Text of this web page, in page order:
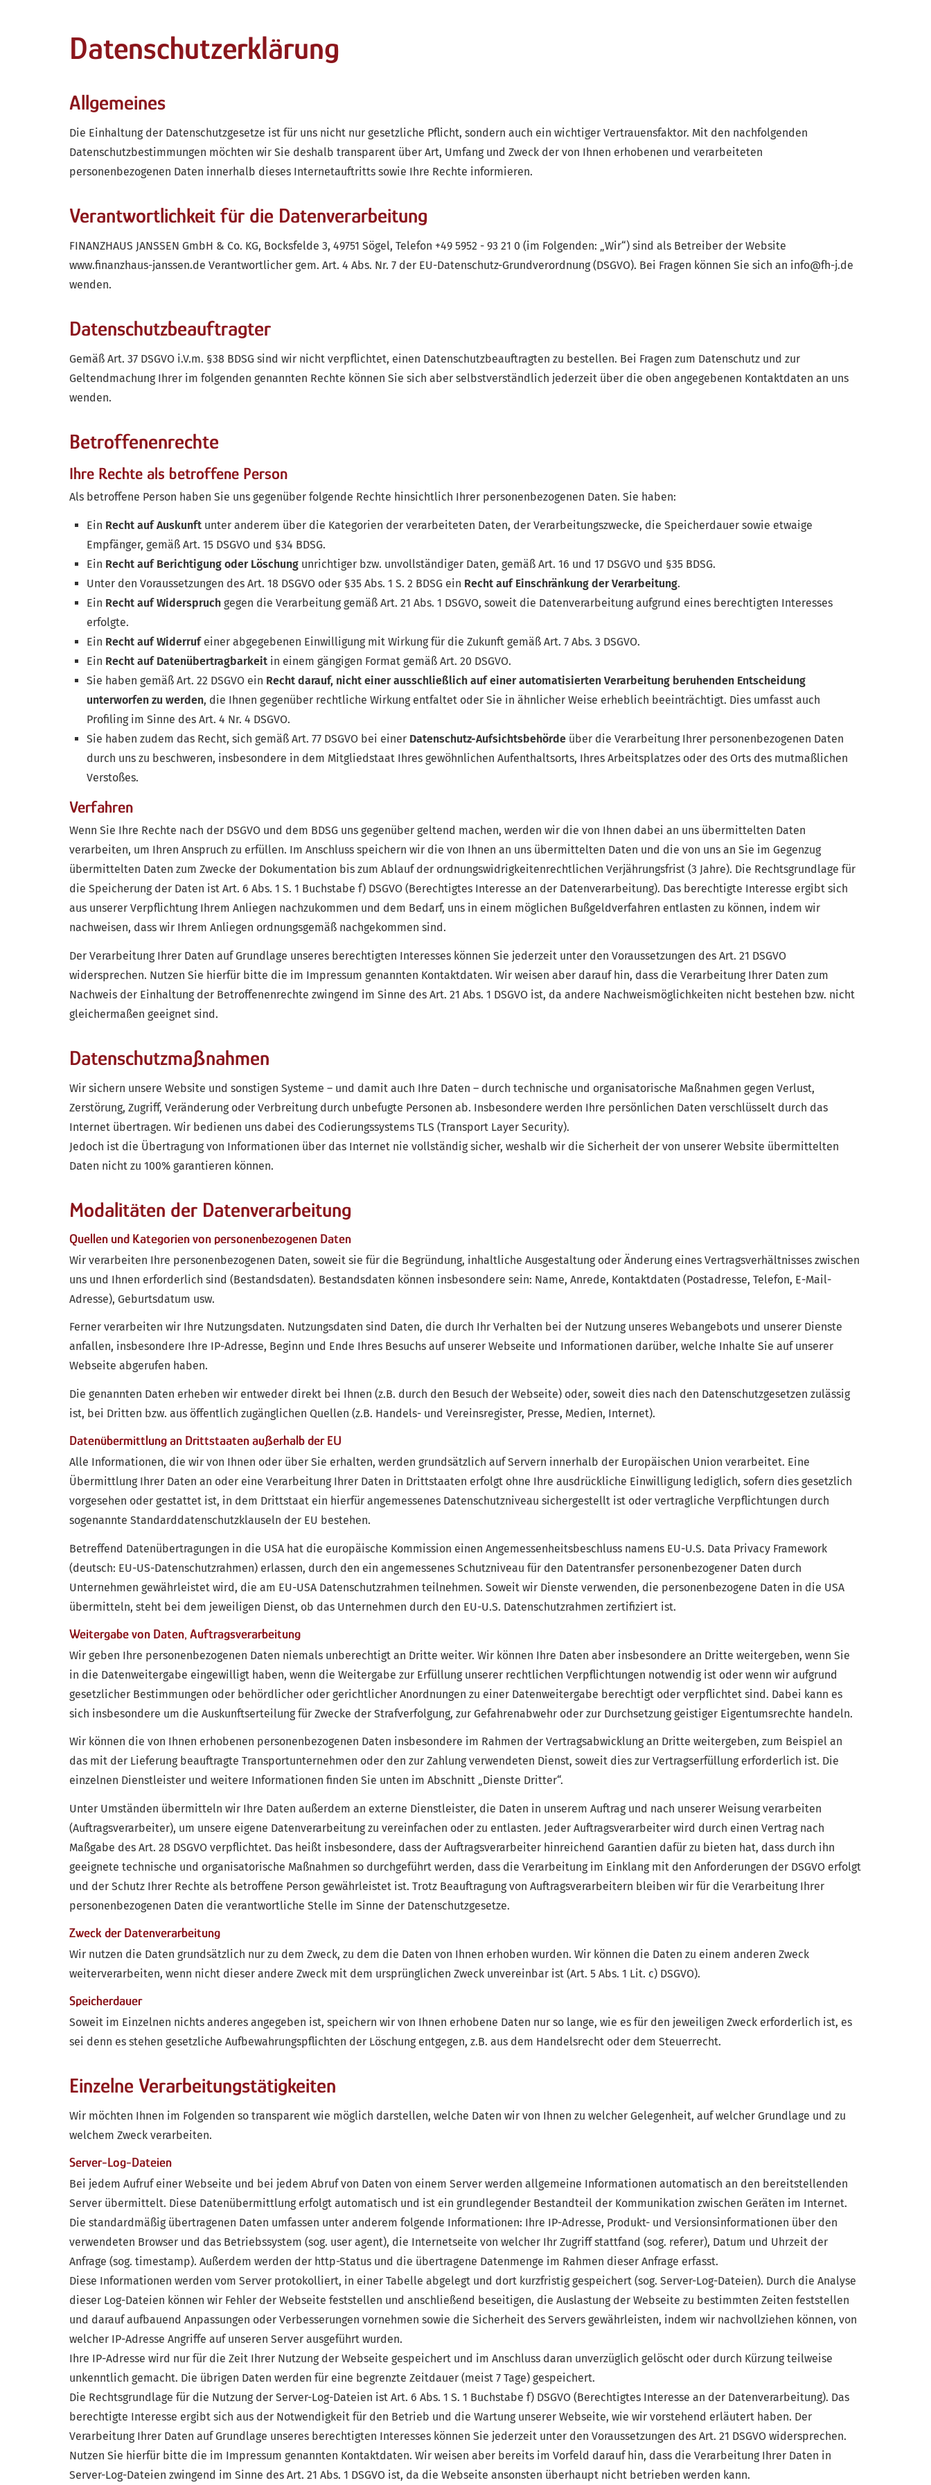
Datenschutzerklärung
Allgemeines
Die Einhaltung der Datenschutzgesetze ist für uns nicht nur gesetzliche Pflicht, sondern auch ein wichtiger Vertrauensfaktor. Mit den nachfolgenden
Datenschutzbestimmungen möchten wir Sie deshalb transparent über Art, Umfang und Zweck der von Ihnen erhobenen und verarbeiteten
personenbezogenen Daten innerhalb dieses Internetauftritts sowie Ihre Rechte informieren.
Verantwortlichkeit für die Datenverarbeitung
FINANZHAUS JANSSEN GmbH & Co. KG, Bocksfelde 3, 49751 Sögel, Telefon +49 5952 - 93 21 0 (im Folgenden: „Wir“) sind als Betreiber der Website
www.finanzhaus-janssen.de Verantwortlicher gem. Art. 4 Abs. Nr. 7 der EU-Datenschutz-Grundverordnung (DSGVO). Bei Fragen können Sie sich an info@fh-j.de
wenden.
Datenschutzbeauftragter
Gemäß Art. 37 DSGVO i.V.m. §38 BDSG sind wir nicht verpflichtet, einen Datenschutzbeauftragten zu bestellen. Bei Fragen zum Datenschutz und zur
Geltendmachung Ihrer im folgenden genannten Rechte können Sie sich aber selbstverständlich jederzeit über die oben angegebenen Kontaktdaten an uns
wenden.
Betroffenenrechte
Ihre Rechte als betroffene Person
Als betroffene Person haben Sie uns gegenüber folgende Rechte hinsichtlich Ihrer personenbezogenen Daten. Sie haben:
Ein Recht auf Auskunft unter anderem über die Kategorien der verarbeiteten Daten, der Verarbeitungszwecke, die Speicherdauer sowie etwaige
Empfänger, gemäß Art. 15 DSGVO und §34 BDSG.
Ein Recht auf Berichtigung oder Löschung unrichtiger bzw. unvollständiger Daten, gemäß Art. 16 und 17 DSGVO und §35 BDSG.
Unter den Voraussetzungen des Art. 18 DSGVO oder §35 Abs. 1 S. 2 BDSG ein Recht auf Einschränkung der Verarbeitung.
Ein Recht auf Widerspruch gegen die Verarbeitung gemäß Art. 21 Abs. 1 DSGVO, soweit die Datenverarbeitung aufgrund eines berechtigten Interesses
erfolgte.
Ein Recht auf Widerrufeiner abgegebenen Einwilligung mit Wirkung für die Zukunft gemäß Art. 7 Abs. 3 DSGVO.
Ein Recht auf Datenübertragbarkeit in einem gängigen Format gemäß Art. 20 DSGVO.
Sie haben gemäß Art. 22 DSGVO ein Recht darauf, nicht einer ausschließlich auf einer automatisierten Verarbeitung beruhenden Entscheidung
unterworfen zu werden, die Ihnen gegenüber rechtliche Wirkung entfaltet oder Sie in ähnlicher Weise erheblich beeinträchtigt. Dies umfasst auch
Profiling im Sinne des Art. 4 Nr. 4 DSGVO.
Sie haben zudem das Recht, sich gemäß Art. 77 DSGVO bei einer Datenschutz-Aufsichtsbehörde über die Verarbeitung Ihrer personenbezogenen Daten
durch uns zu beschweren, insbesondere in dem Mitgliedstaat Ihres gewöhnlichen Aufenthaltsorts, Ihres Arbeitsplatzes oder des Orts des mutmaßlichen
Verstoßes.
Verfahren
Wenn Sie Ihre Rechte nach der DSGVO und dem BDSG uns gegenüber geltend machen, werden wir die von Ihnen dabei an uns übermittelten Daten
verarbeiten, um Ihren Anspruch zu erfüllen. Im Anschluss speichern wir die von Ihnen an uns übermittelten Daten und die von uns an Sie im Gegenzug
übermittelten Daten zum Zwecke der Dokumentation bis zum Ablauf der ordnungswidrigkeitenrechtlichen Verjährungsfrist (3 Jahre). Die Rechtsgrundlage für
die Speicherung der Daten ist Art. 6 Abs. 1 S. 1 Buchstabe f) DSGVO (Berechtigtes Interesse an der Datenverarbeitung). Das berechtigte Interesse ergibt sich
aus unserer Verpflichtung Ihrem Anliegen nachzukommen und dem Bedarf, uns in einem möglichen Bußgeldverfahren entlasten zu können, indem wir
nachweisen, dass wir Ihrem Anliegen ordnungsgemäß nachgekommen sind.
Der Verarbeitung Ihrer Daten auf Grundlage unseres berechtigten Interesses können Sie jederzeit unter den Voraussetzungen des Art. 21 DSGVO
widersprechen. Nutzen Sie hierfür bitte die im Impressum genannten Kontaktdaten. Wir weisen aber darauf hin, dass die Verarbeitung Ihrer Daten zum
Nachweis der Einhaltung der Betroffenenrechte zwingend im Sinne des Art. 21 Abs. 1 DSGVO ist, da andere Nachweismöglichkeiten nicht bestehen bzw. nicht
gleichermaßen geeignet sind.
Datenschutzmaßnahmen
Wir sichern unsere Website und sonstigen Systeme – und damit auch Ihre Daten – durch technische und organisatorische Maßnahmen gegen Verlust,
Zerstörung, Zugriff, Veränderung oder Verbreitung durch unbefugte Per­sonen ab. Insbesondere werden Ihre persönlichen Daten verschlüsselt durch das
Internet übertragen. Wir bedienen uns dabei des Codierungssystems TLS (Transport Layer Security).
Jedoch ist die Übertragung von Informationen über das Internet nie vollständig sicher, weshalb wir die Sicherheit der von unserer Website übermittelten
Daten nicht zu 100% garantieren können.
Modalitäten der Datenverarbeitung
Quellen und Kategorien von personenbezogenen Daten
Wir verarbeiten Ihre personenbezogenen Daten, soweit sie für die Begründung, inhaltliche Ausgestaltung oder Änderung eines Vertragsverhältnisses zwischen
uns und Ihnen erforderlich sind (Bestandsdaten). Bestandsdaten können insbesondere sein: Name, Anrede, Kontaktdaten (Postadresse, Telefon, E-Mail-
Adresse), Geburts­datum usw.
Ferner verarbeiten wir Ihre Nutzungsdaten. Nutzungsdaten sind Daten, die durch Ihr Verhalten bei der Nutzung unseres Webangebots und unserer Dienste
anfallen, insbesondere Ihre IP-Adresse, Beginn und Ende Ihres Besuchs auf unserer Webseite und Informationen darüber, welche Inhalte Sie auf unserer
Webseite abgerufen haben.
Die genannten Daten erheben wir entweder direkt bei Ihnen (z.B. durch den Besuch der Webseite) oder, soweit dies nach den Datenschutzgesetzen zulässig
ist, bei Dritten bzw. aus öffentlich zugänglichen Quellen (z.B. Handels- und Vereinsregister, Presse, Medien, Internet).
Datenübermittlung an Drittstaaten außerhalb der EU
Alle Informationen, die wir von Ihnen oder über Sie erhalten, werden grundsätzlich auf Servern innerhalb der Europäischen Union verarbeitet. Eine
Übermittlung Ihrer Daten an oder eine Verarbeitung Ihrer Daten in Drittstaaten erfolgt ohne Ihre ausdrückliche Einwilligung lediglich, sofern dies gesetzlich
vorgesehen oder gestattet ist, in dem Drittstaat ein hierfür angemessenes Datenschutzniveau sichergestellt ist oder vertragliche Verpflichtungen durch
sogenannte Standarddatenschutzklauseln der EU bestehen.
Betreffend Datenübertragungen in die USA hat die europäische Kommission einen Angemessenheitsbeschluss namens EU-U.S. Data Privacy Framework
(deutsch: EU-US-Datenschutzrahmen) erlassen, durch den ein angemessenes Schutzniveau für den Datentransfer personenbezogener Daten durch
Unternehmen gewährleistet wird, die am EU-USA Datenschutzrahmen teilnehmen. Soweit wir Dienste verwenden, die personenbezogene Daten in die USA
übermitteln, steht bei dem jeweiligen Dienst, ob das Unternehmen durch den EU-U.S. Datenschutzrahmen zertifiziert ist.
Weitergabe von Daten, Auftragsverarbeitung
Wir geben Ihre personenbezogenen Daten niemals unberechtigt an Dritte weiter. Wir können Ihre Daten aber insbesondere an Dritte weitergeben, wenn Sie
in die Datenweitergabe eingewilligt haben, wenn die Weitergabe zur Erfüllung unserer rechtlichen Verpflichtungen notwendig ist oder wenn wir aufgrund
gesetzlicher Bestimmungen oder behördlicher oder gerichtlicher Anordnungen zu einer Datenweitergabe berechtigt oder verpflichtet sind. Dabei kann es
sich insbesondere um die Auskunftserteilung für Zwecke der Strafverfolgung, zur Gefahrenabwehr oder zur Durchsetzung geistiger Eigentumsrechte handeln.
Wir können die von Ihnen erhobenen personenbezogenen Daten insbesondere im Rahmen der Vertragsabwicklung an Dritte weitergeben, zum Beispiel an
das mit der Lieferung beauftragte Transportunternehmen oder den zur Zahlung verwendeten Dienst, soweit dies zur Vertragserfüllung erforderlich ist. Die
einzelnen Dienstleister und weitere Informationen finden Sie unten im Abschnitt „Dienste Dritter“.
Unter Umständen übermitteln wir Ihre Daten außerdem an externe Dienstleister, die Daten in unserem Auftrag und nach unserer Weisung verarbeiten
(Auftragsverarbeiter), um unsere eigene Datenverarbeitung zu vereinfachen oder zu entlasten. Jeder Auftragsverarbeiter wird durch einen Vertrag nach
Maßgabe des Art. 28 DSGVO verpflichtet. Das heißt insbesondere, dass der Auftragsverarbeiter hinreichend Garantien dafür zu bieten hat, dass durch ihn
geeignete technische und organisatorische Maßnahmen so durchgeführt werden, dass die Verarbeitung im Einklang mit den Anforderungen der DSGVO erfolgt
und der Schutz Ihrer Rechte als betroffene Person gewährleistet ist. Trotz Beauftragung von Auftragsverarbeitern bleiben wir für die Verarbeitung Ihrer
personenbezogenen Daten die verantwortliche Stelle im Sinne der Datenschutzgesetze.
Zweck der Datenverarbeitung
Wir nutzen die Daten grundsätzlich nur zu dem Zweck, zu dem die Daten von Ihnen erhoben wurden. Wir können die Daten zu einem anderen Zweck
weiterverarbeiten, wenn nicht dieser andere Zweck mit dem ursprünglichen Zweck unvereinbar ist (Art. 5 Abs. 1 Lit. c) DSGVO).
Speicherdauer
Soweit im Einzelnen nichts anderes angegeben ist, speichern wir von Ihnen erhobene Daten nur so lange, wie es für den jeweiligen Zweck erforderlich ist, es
sei denn es stehen gesetzliche Aufbewahrungspflichten der Löschung entgegen, z.B. aus dem Handelsrecht oder dem Steuerrecht.
Einzelne Verarbeitungstätigkeiten
Wir möchten Ihnen im Folgenden so transparent wie möglich darstellen, welche Daten wir von Ihnen zu welcher Gelegenheit, auf welcher Grundlage und zu
welchem Zweck verarbeiten.
Server-Log-Dateien
Bei jedem Aufruf einer Webseite und bei jedem Abruf von Daten von einem Server werden allgemeine Informationen automatisch an den bereitstellenden
Server übermittelt. Diese Datenübermittlung erfolgt automatisch und ist ein grundlegender Bestandteil der Kommunikation zwischen Geräten im Internet.
Die standardmäßig übertragenen Daten umfassen unter anderem folgende Informationen: Ihre IP-Adresse, Produkt- und Versionsinformationen über den
verwendeten Browser und das Betriebssystem (sog. user agent), die Internetseite von welcher Ihr Zugriff stattfand (sog. referer), Datum und Uhrzeit der
Anfrage (sog. timestamp). Außerdem werden der http-Status und die übertragene Datenmenge im Rahmen dieser Anfrage erfasst.
Diese Informationen werden vom Server protokolliert, in einer Tabelle abgelegt und dort kurzfristig gespeichert (sog. Server-Log-Dateien). Durch die Analyse
dieser Log-Dateien können wir Fehler der Webseite feststellen und anschließend beseitigen, die Auslastung der Webseite zu bestimmten Zeiten feststellen
und darauf aufbauend Anpassungen oder Verbesserungen vornehmen sowie die Sicherheit des Servers gewährleisten, indem wir nachvollziehen können, von
welcher IP-Adresse Angriffe auf unseren Server ausgeführt wurden.
Ihre IP-Adresse wird nur für die Zeit Ihrer Nutzung der Webseite gespeichert und im Anschluss daran unverzüglich gelöscht oder durch Kürzung teilweise
unkenntlich gemacht. Die übrigen Daten werden für eine begrenzte Zeitdauer (meist 7 Tage) gespeichert.
Die Rechtsgrundlage für die Nutzung der Server-Log-Dateien ist Art. 6 Abs. 1 S. 1 Buchstabe f) DSGVO (Berechtigtes Interesse an der Datenverarbeitung). Das
berechtigte Interesse ergibt sich aus der Notwendigkeit für den Betrieb und die Wartung unserer Webseite, wie wir vorstehend erläutert haben. Der
Verarbeitung Ihrer Daten auf Grundlage unseres berechtigten Interesses können Sie jederzeit unter den Voraussetzungen des Art. 21 DSGVO widersprechen.
Nutzen Sie hierfür bitte die im Impressum genannten Kontaktdaten. Wir weisen aber bereits im Vorfeld darauf hin, dass die Verarbeitung Ihrer Daten in
Server-Log-Dateien zwingend im Sinne des Art. 21 Abs. 1 DSGVO ist, da die Webseite ansonsten überhaupt nicht betrieben werden kann.